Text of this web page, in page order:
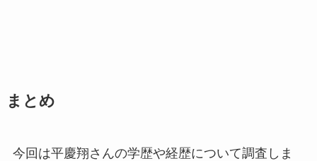
まとめ
今回は平慶翔さんの学歴や経歴について調査しま